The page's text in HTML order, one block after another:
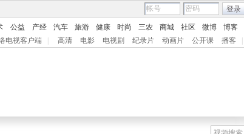
登录
公益 产经 汽车 旅游 健康 时尚 三农 商城 社区 微博 博客
电视客户端 高清 电影 电视剧 纪录片 动画片 公开课 播客